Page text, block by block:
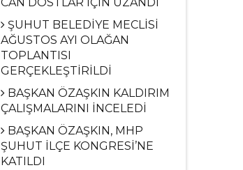
ŞUHUT BELEDİYE MECLİSİ
AĞUSTOS AYI OLAĞAN
TOPLANTISI
GERÇEKLEŞTİRİLDİ
BAŞKAN ÖZAŞKIN KALDIRIM
ÇALIŞMALARINI İNCELEDİ
BAŞKAN ÖZAŞKIN, MHP
ŞUHUT İLÇE KONGRESİ’NE
KATILDI